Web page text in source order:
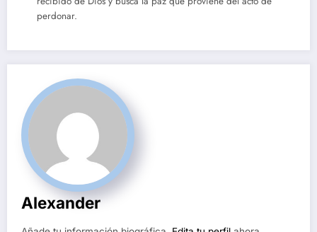
perdonar.
Alexander